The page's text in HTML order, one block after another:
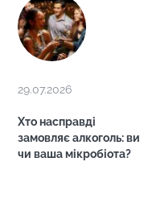
29.07.2026
Хто насправді
замовляє алкоголь: ви
чи ваша мікробіота?